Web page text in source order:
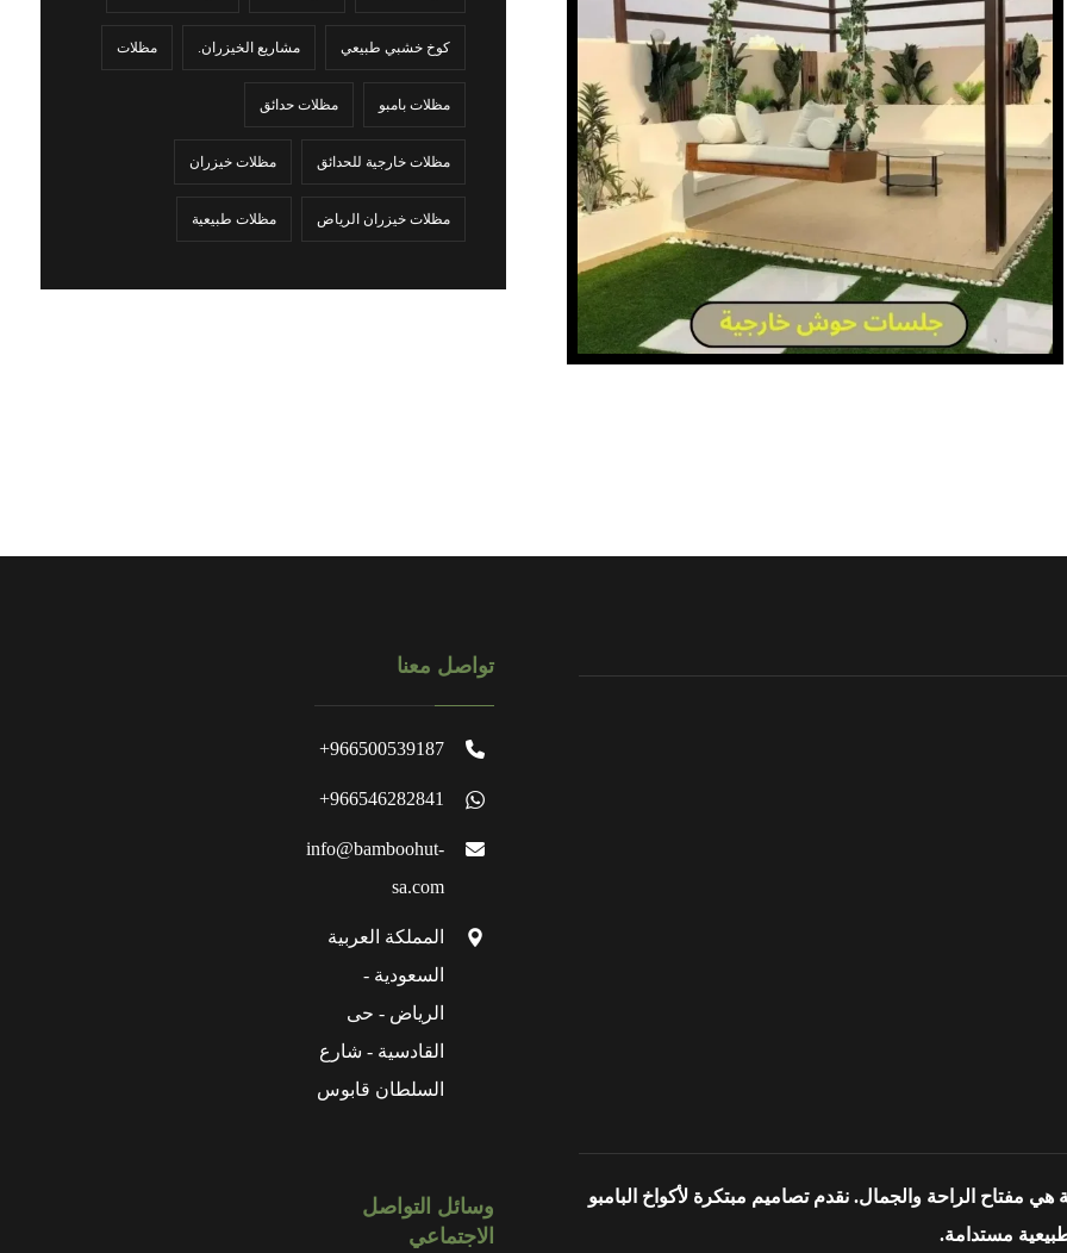
كوخ خشبي طبيعي مشاريع الخيزران. مظلات
مظلات بامبو مظلات حدائق
مظلات خارجية للحدائق مظلات خيزران
مظلات خيزران الرياض مظلات طبيعية
هي مفتاح الراحة والجمال. نقدم تصاميم مبتكرة لأكواخ البامبو
طبيعية مستدامة.
تواصل معنا
966500539187+
966546282841+
info@bamboohut-
sa.com
المملكة العربية
السعودية -
الرياض - حى
القادسية - شارع
السلطان قابوس
وسائل التواصل
الاجتماعي